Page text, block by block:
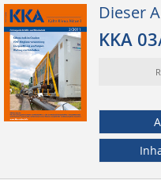
Dieser
KKA